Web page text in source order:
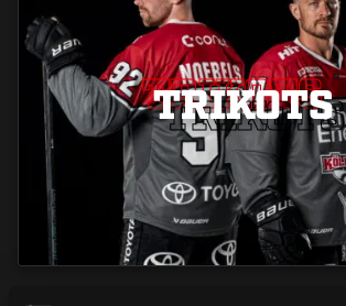
TRIKOTS
TRIKOTS
TRIKOTS